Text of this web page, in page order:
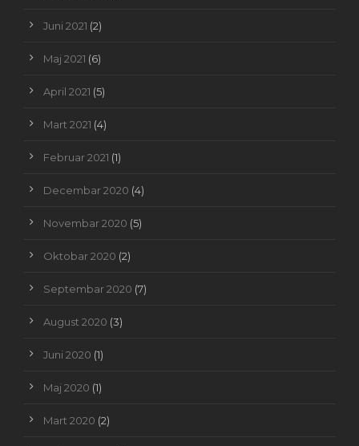
Juni 2021 (2)
Maj 2021 (6)
April 2021 (5)
Mart 2021 (4)
Februar 2021 (1)
Decembar 2020 (4)
Novembar 2020 (5)
Oktobar 2020 (2)
Septembar 2020 (7)
August 2020 (3)
Juni 2020 (1)
Maj 2020 (1)
Mart 2020 (2)